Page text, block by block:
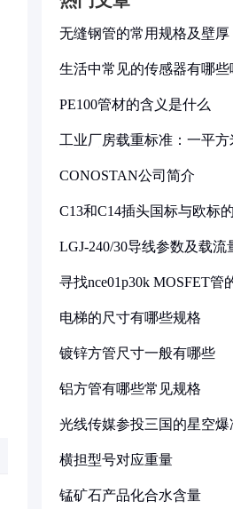
无缝钢管的常用规格及壁厚
生活中常见的传感器有哪些
PE100管材的含义是什么
工业厂房载重标准：一平方
CONOSTAN公司简介
C13和C14插头国标与欧标
LGJ-240/30导线参数及载流
寻找nce01p30k MOSFET管
电梯的尺寸有哪些规格
镀锌方管尺寸一般有哪些
铝方管有哪些常见规格
光线传媒参投三国的星空爆
横担型号对应重量
锰矿石产品化合水含量